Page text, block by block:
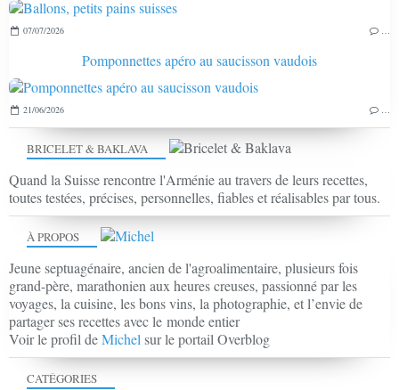
BRICELET & BAKLAVA
Quand la Suisse rencontre l'Arménie au travers de leurs recettes,
toutes testées, précises, personnelles, fiables et réalisables par tous.
À PROPOS
Jeune septuagénaire, ancien de l'agroalimentaire, plusieurs fois
grand-père, marathonien aux heures creuses, passionné par les
voyages, la cuisine, les bons vins, la photographie, et l’envie de
partager ses recettes avec le monde entier
Voir le profil deMichelsur le portail Overblog
07/07/2026 …
Pomponnettes apéro au saucisson vaudois
21/06/2026 …
CATÉGORIES